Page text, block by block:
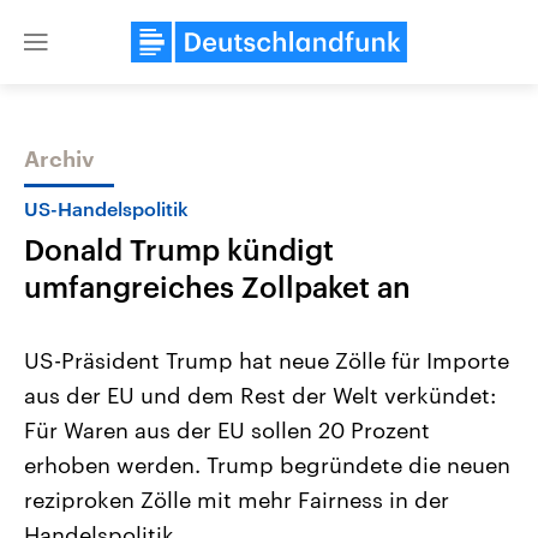
Close
Themen
Landtagswahl Sachsen-Anhalt
2026
Alle Informationen
Sachsen-Anhalt wählt am 6.
September 2026 einen neuen
Landtag. Seit 2021 wird das
Bundesland von einer Koalition aus
USA
Aktuelle Beiträge,
Hintergründe
Wirtschaftlich und
gehören die Vereinigten
den mächtigsten Ländern
Archiv
US-Handelspolitik
Donald Trump kündigt
umfangreiches Zollpaket an
US-Präsident Trump hat neue Zölle für Importe
aus der EU und dem Rest der Welt verkündet:
Für Waren aus der EU sollen 20 Prozent
erhoben werden. Trump begründete die neuen
reziproken Zölle mit mehr Fairness in der